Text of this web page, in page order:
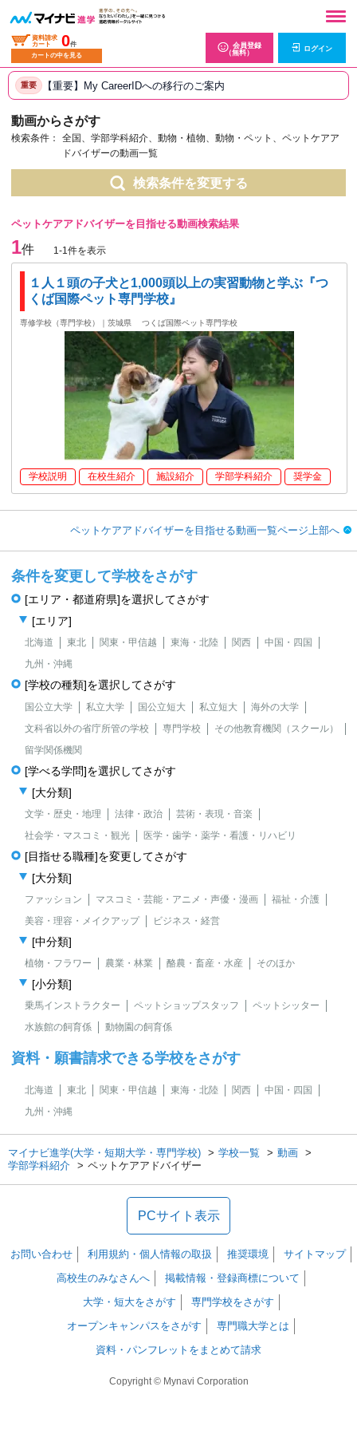
資料請求
カート
0件
カートの中を見る
会員登録
（無料）
ログイン
重要 【重要】My CareerIDへの移行のご案内
動画からさがす
検索条件：
全国、学部学科紹介、動物・植物、動物・ペット、ペットケアア
ドバイザーの動画一覧
検索条件を変更する
ペットケアアドバイザーを目指せる動画検索結果
1件 1-1件を表示
１人１頭の子犬と1,000頭以上の実習動物と学ぶ『つ
くば国際ペット専門学校』
専修学校（専門学校）｜茨城県 つくば国際ペット専門学校
学校説明 在校生紹介 施設紹介 学部学科紹介 奨学金
ペットケアアドバイザーを目指せる動画一覧ページ上部へ
条件を変更して学校をさがす
[エリア・都道府県]を選択してさがす
[エリア]
北海道 東北 関東・甲信越 東海・北陸 関西
中国・四国
九州・沖縄
[学校の種類]を選択してさがす
国公立大学 私立大学 国公立短大 私立短大
海外の大学
文科省以外の省庁所管の学校
専門学校
その他教育機関（スクール）
留学関係機関
[学べる学問]を選択してさがす
[大分類]
文学・歴史・地理 法律・政治
芸術・表現・音楽
社会学・マスコミ・観光
医学・歯学・薬学・看護・リハビリ
[目指せる職種]を変更してさがす
[大分類]
ファッション マスコミ・芸能・アニメ・声優・漫画
福祉・介護
美容・理容・メイクアップ
ビジネス・経営
[中分類]
植物・フラワー 農業・林業 酪農・畜産・水産 そのほか
[小分類]
乗馬インストラクター ペットショップスタッフ
ペットシッター
水族館の飼育係
動物園の飼育係
資料・願書請求できる学校をさがす
北海道 東北 関東・甲信越 東海・北陸 関西
中国・四国
九州・沖縄
マイナビ進学(大学・短期大学・専門学校) 学校一覧
動画
学部学科紹介
ペットケアアドバイザー
PCサイト表示
お問い合わせ 利用規約・個人情報の取扱 推奨環境
サイトマップ
高校生のみなさんへ
掲載情報・登録商標について
大学・短大をさがす
専門学校をさがす
オープンキャンパスをさがす
専門職大学とは
資料・パンフレットをまとめて請求
Copyright © Mynavi Corporation